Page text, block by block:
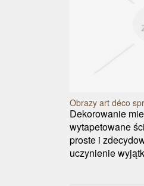
Obrazy art déco
Dekorowanie
wytapetowane
proste i
uczynienie